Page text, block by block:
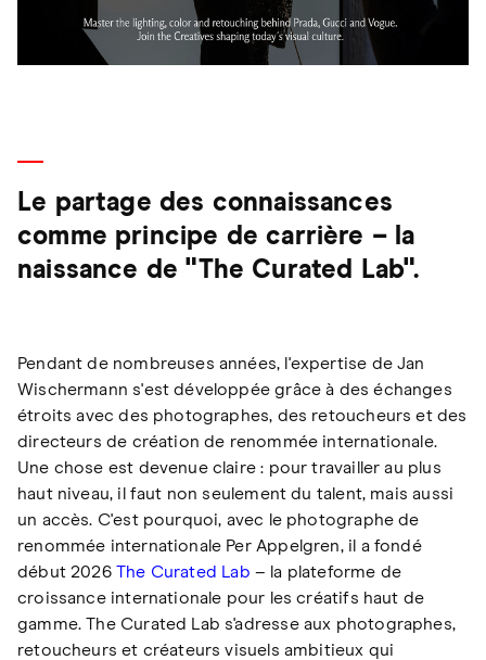
Le partage des connaissances
comme principe de carrière – la
naissance de "The Curated Lab".
Pendant de nombreuses années, l'expertise de Jan
Wischermann s'est développée grâce à des échanges
étroits avec des photographes, des retoucheurs et des
directeurs de création de renommée internationale.
Une chose est devenue claire : pour travailler au plus
haut niveau, il faut non seulement du talent, mais aussi
un accès. C'est pourquoi, avec le photographe de
renommée internationale Per Appelgren, il a fondé
début 2026 The Curated Lab – la plateforme de
croissance internationale pour les créatifs haut de
gamme. The Curated Lab s'adresse aux photographes,
retoucheurs et créateurs visuels ambitieux qui